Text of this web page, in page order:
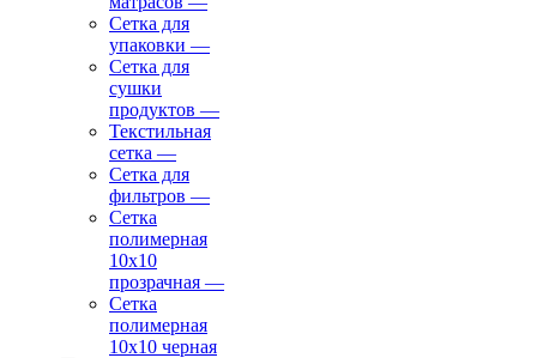
Сетка для
упаковки —
Сетка для
сушки
продуктов —
Текстильная
сетка —
Сетка для
фильтров —
Сетка
полимерная
10х10
прозрачная —
Сетка
полимерная
10х10 черная